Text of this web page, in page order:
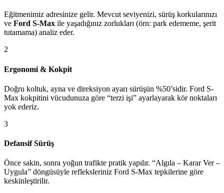
Eğitmenimiz adresinize gelir. Mevcut seviyenizi, sürüş korkularınızı
ve Ford S-Max ile yaşadığınız zorlukları (örn: park edememe, şerit
tutamama) analiz eder.
2
Ergonomi & Kokpit
Doğru koltuk, ayna ve direksiyon ayarı sürüşün %50’sidir. Ford S-
Max kokpitini vücudunuza göre “terzi işi” ayarlayarak kör noktaları
yok ederiz.
3
Defansif Sürüş
Önce sakin, sonra yoğun trafikte pratik yapılır. “Algıla – Karar Ver –
Uygula” döngüsüyle refleksleriniz Ford S-Max tepkilerine göre
keskinleştirilir.